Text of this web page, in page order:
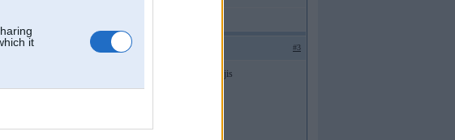
it
#3
īkšķi nav vienādi. par elektrisko fokusētāju neesmu domājis